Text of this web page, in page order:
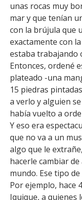
unas rocas muy
mar y que tenían
con la brújula que
exactamente con
estaba trabajando
Entonces, ordené
plateado -una
15 piedras
a verlo y alguien
había vuelto a
Y eso era
que no va a un
algo que le
hacerle cambiar
mundo. Ese tipo
Por ejemplo, hace
Iquique, a quienes